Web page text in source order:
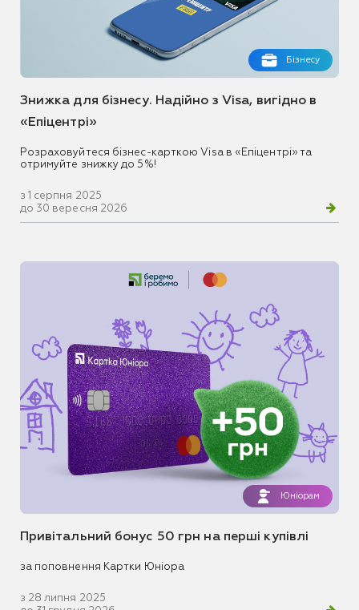
Бізнесу
Знижка для бізнесу. Надійно з Visa, вигідно в
«Епіцентрі»
Розраховуйтеся бізнес-карткою Visa в «Епіцентрі» та
отримуйте знижку до 5%!
з 1 серпня 2025
до 30 вересня 2026
Юніорам
Привітальний бонус 50 грн на перші купівлі
за поповнення Картки Юніора
з 28 липня 2025